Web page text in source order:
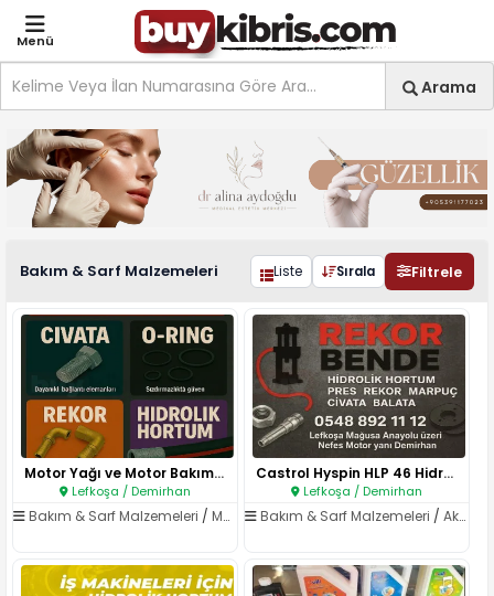
Menü
Ara
Arama
Otomotiv Ekipmanları
Bakım & Sarf Malzemeleri Liste Sırala Filtrele
Motor Yağı ve Motor Bakım Sıvı..
Lefkoşa / Demirhan
Bakım & Sarf Malzemeleri / Motor Yağları
Castrol Hyspin HLP 46 Hidrolik..
Lefkoşa / Demirhan
Bakım & Sarf Malzemeleri /Aküler